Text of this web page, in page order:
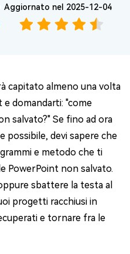
Aggiornato nel 2025-12-04
capitato almeno una volta
domandarti: "come
salvato?" Se fino ad ora
possibile, devi sapere che
e metodo che ti
PowerPoint non salvato.
sbattere la testa al
progetti racchiusi in
e tornare fra le